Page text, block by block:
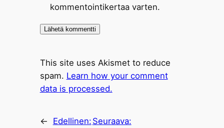
kommentointikertaa varten.
This site uses Akismet to reduce
spam. Learn how your comment
data is processed.
← Edellinen: Seuraava: